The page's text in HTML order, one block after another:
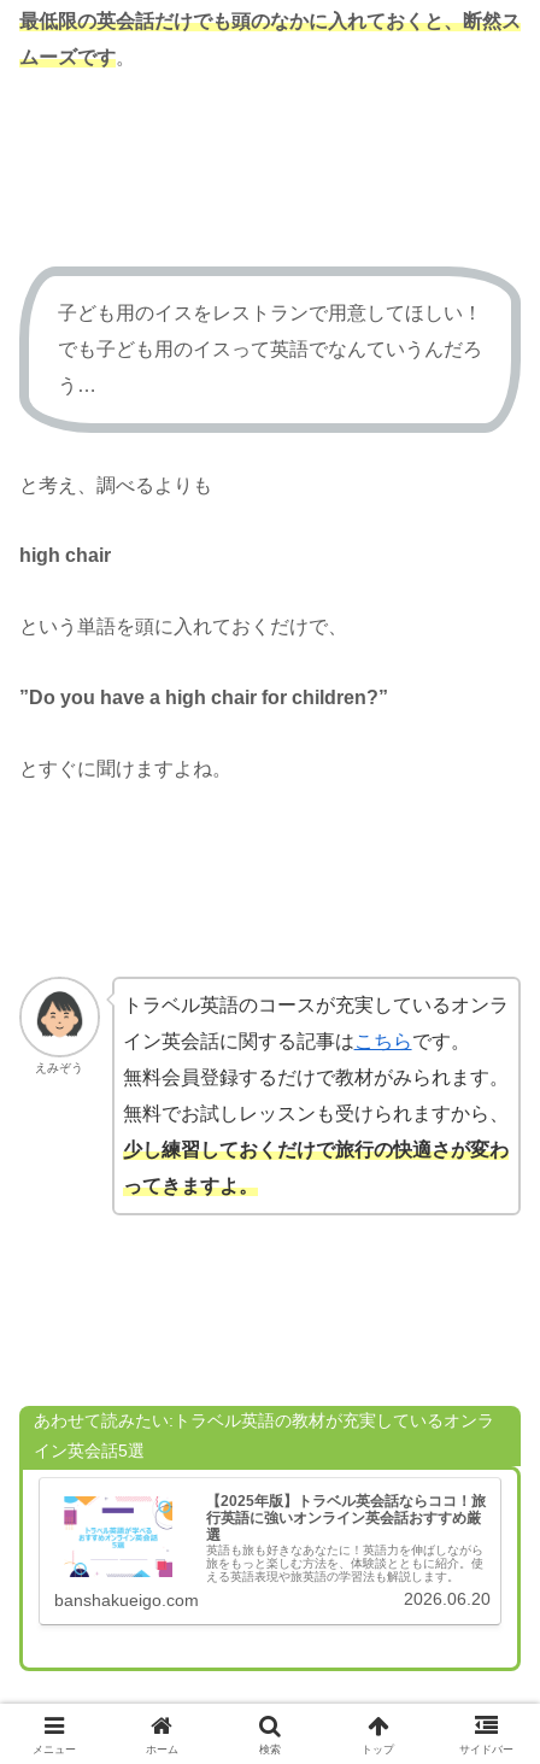
最低限の英会話だけでも頭のなかに入れておくと、断然ス
ムーズです。
子ども用のイスをレストランで用意してほしい！
でも子ども用のイスって英語でなんていうんだろ
う…
と考え、調べるよりも
high chair
という単語を頭に入れておくだけで、
”Do you have a high chair for children?”
とすぐに聞けますよね。
えみぞう
トラベル英語のコースが充実しているオンラ
イン英会話に関する記事はこちらです。
無料会員登録するだけで教材がみられます。
無料でお試しレッスンも受けられますから、
少し練習しておくだけで旅行の快適さが変わ
ってきますよ。
あわせて読みたい:トラベル英語の教材が充実しているオンラ
イン英会話5選
【2025年版】トラベル英会話ならココ！旅
行英語に強いオンライン英会話おすすめ厳
選
英語も旅も好きなあなたに！英語力を伸ばしながら
旅をもっと楽しむ方法を、体験談とともに紹介。使
える英語表現や旅英語の学習法も解説します。
banshakueigo.com 2026.06.20
メニュー ホーム 検索 トップ サイドバー